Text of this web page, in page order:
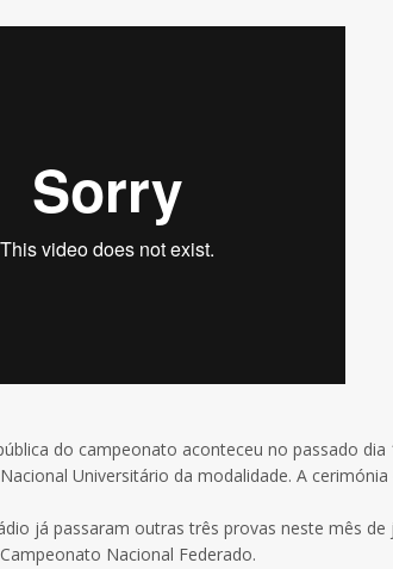
do campeonato aconteceu no passado
Universitário da modalidade. A
já passaram outras três provas neste mês
Nacional Federado.